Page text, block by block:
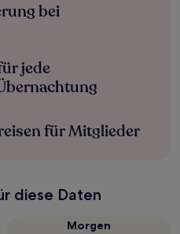
bei
jede
für Mitglieder
diese Daten
Morgen